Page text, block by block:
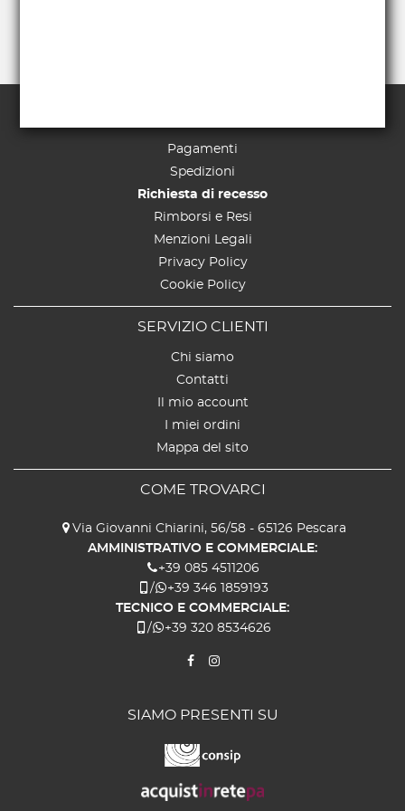
Pagamenti
Spedizioni
Richiesta di recesso
Rimborsi e Resi
Menzioni Legali
Privacy Policy
Cookie Policy
SERVIZIO CLIENTI
Chi siamo
Contatti
Il mio account
I miei ordini
Mappa del sito
COME TROVARCI
Via Giovanni Chiarini, 56/58 - 65126 Pescara
AMMINISTRATIVO E COMMERCIALE:
+39 085 4511206
/
+39 346 1859193
TECNICO E COMMERCIALE:
/
+39 320 8534626
SIAMO PRESENTI SU